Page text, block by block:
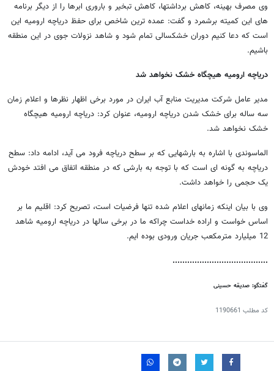
وی مصرف بهینه، کاهش برداشتها، کاهش تبخیر و باروری ابرها را از دیگر برنامه
های این کمیته برشمرد و گفت: عمده ترین شاخص برای حفظ دریاچه ارومیه این
است که دعا کنیم دوران خشکسالی تمام شود و شاهد نزولات جوی در این منطقه
باشیم.
دریاچه ارومیه هیچگاه خشک نخواهد شد
مدیر عامل شرکت مدیریت منابع آب ایران در مورد برخی اظهار نظرها و اعلام زمان
سه ساله برای خشک شدن دریاچه ارومیه، عنوان کرد: دریاچه ارومیه هیچگاه
خشک نخواهد شد.
الماسوندی با اشاره به بارشهایی که بر سطح دریاچه فرود می آید، ادامه داد: سطح
دریاچه به گونه ای است که با توجه به بارشی که در منطقه اتفاق می افتد خودش
یک حجمی را خواهد داشت.
وی با بیان اینکه زمانهای اعلام شده تنها فرضیات است، تصریح کرد: اقلیم ما بر
اساس خواست و اراده خداست چراکه ما در برخی سالها در دریاچه ارومیه شاهد
12 میلیارد مترمکعب جریان ورودی بوده ایم.
.......................................
گفتگو: صدیقه حسینی
کد مطلب 1190661